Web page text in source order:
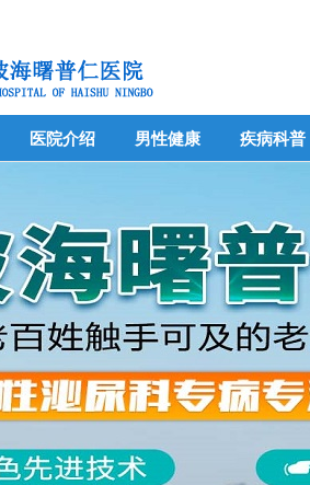
医院介绍 男性健康 疾病科普